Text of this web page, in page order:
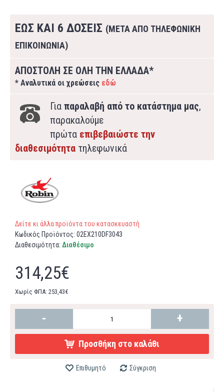
ΕΩΣ ΚΑΙ 6 ΔΟΣΕΙΣ (ΜΕΤΑ ΑΠΟ ΤΗΛΕΦΩΝΙΚΗ
ΕΠΙΚΟΙΝΩΝΙΑ)
ΑΠΟΣΤΟΛΗ ΣΕ ΟΛΗ ΤΗΝ ΕΛΛΑΔΑ*
* Αναλυτικά οι χρεώσεις εδώ
Για παραλαβή από το κατάστημα μας,
παρακαλούμε
πρώτα επιβεβαιώστε την
διαθεσιμότητα τηλεφωνικά
Δείτε κι άλλα προϊόντα του κατασκευαστή
Κωδικός Προϊόντος: 02EX210DF3043
Διαθεσιμότητα: Διαθέσιμο
314,25€
Χωρίς ΦΠΑ: 253,43€
- +
Προσθήκη στο καλάθι
Επιθυμητό Σύγκριση